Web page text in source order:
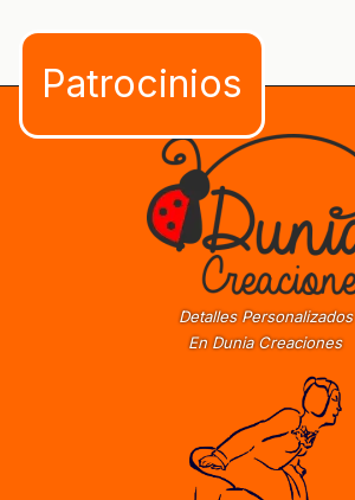
Detalles Personalizados
En Dunia Creaciones